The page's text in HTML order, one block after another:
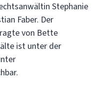
Stephanie
Faber. Der
von Bette
ist unter der